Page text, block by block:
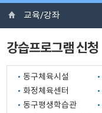
교육/강좌
강습프로그램 신청
동구체육시설
화정체육센터
동구평생학습관